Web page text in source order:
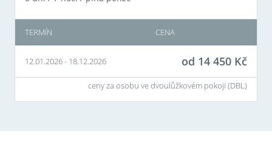
TERMÍN CENA
12.01.2026- 18.12.2026 od 14 450 Kč
ceny za osobu ve dvoulůžkovém pokoji (DBL)